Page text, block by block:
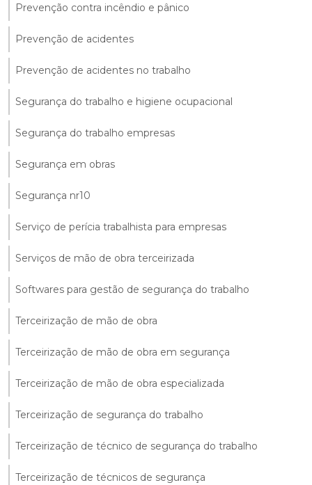
Prevenção contra incêndio e pânico
Prevenção de acidentes
Prevenção de acidentes no trabalho
Segurança do trabalho e higiene ocupacional
Segurança do trabalho empresas
Segurança em obras
Segurança nr10
Serviço de perícia trabalhista para empresas
Serviços de mão de obra terceirizada
Softwares para gestão de segurança do trabalho
Terceirização de mão de obra
Terceirização de mão de obra em segurança
Terceirização de mão de obra especializada
Terceirização de segurança do trabalho
Terceirização de técnico de segurança do trabalho
Terceirização de técnicos de segurança